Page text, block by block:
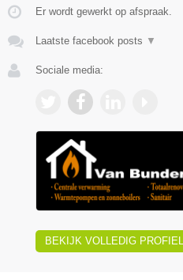
Er wordt gewerkt op afspraak.
Laatste facebook posts ▼
Sociale media:
BEKIJK VOLLEDIG PROFIEL